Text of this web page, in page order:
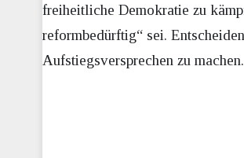
freiheitliche Demokratie zu
reformbedürftig“ sei.
Aufstiegsversprechen zu